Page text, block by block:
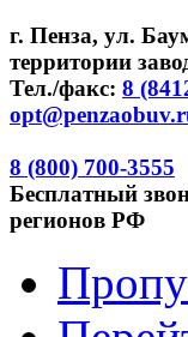
г. Пенза, ул.
территории
Тел./факс: 8
8 (800) 700-3555
Бесплатный
регионов РФ